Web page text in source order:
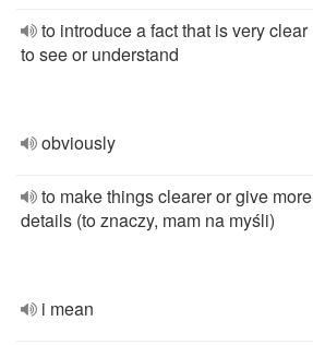
to introduce a fact that is very clear
to see or understand
obviously
to make things clearer or give more
details (to znaczy, mam na myśli)
i mean